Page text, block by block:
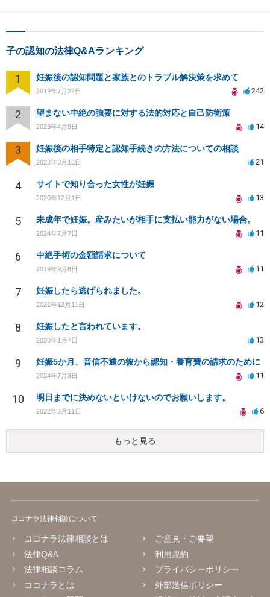
子の認知の法律Q&Aランキング
1 妊娠後の認知問題と家族とのトラブル解決策を求めて
2019年7月22日 242
2 望まない中絶の強要に対する法的対応と自己防衛策
2023年4月9日 14
3 妊娠後の相手特定と認知手続きの方法についての相談
2023年3月16日 21
4 サイトで知り合った女性が妊娠
2020年12月1日 13
5 未成年で妊娠。産みたいが相手に支払い能力がない場合。
2024年7月7日 11
6 中絶手術の金額請求について
2019年9月8日 11
7 妊娠したら逃げられました。
2021年12月11日 12
8 妊娠したと言われています。
2020年1月7日 13
9 妊娠5か月、音信不通の彼から認知・養育費の請求のために
2024年7月3日 11
10 明日までに決めないといけないのでお願いします。
2022年3月11日 6
もっと見る
ココナラ法律相談について
ココナラ法律相談とは
法律Q&A
法律相談コラム
ココナラとは
ご意見・ご要望
利用規約
プライバシーポリシー
外部送信ポリシー